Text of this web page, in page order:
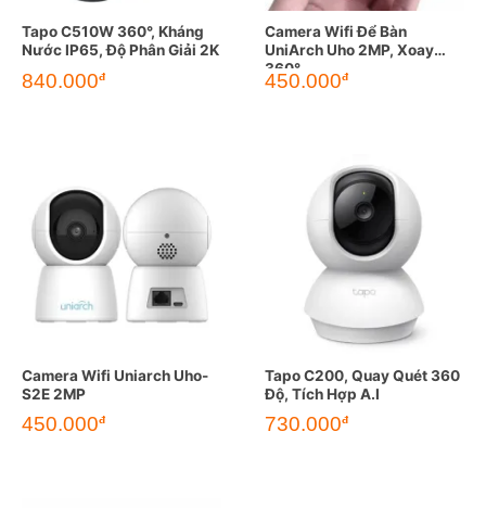
Tapo C510W 360°, Kháng
Nước IP65, Độ Phân Giải 2K
840.000đ
Camera Wifi Để Bàn
UniArch Uho 2MP, Xoay
360°
450.000đ
Camera Wifi Uniarch Uho-
S2E 2MP
450.000đ
Tapo C200, Quay Quét 360
Độ, Tích Hợp A.I
730.000đ